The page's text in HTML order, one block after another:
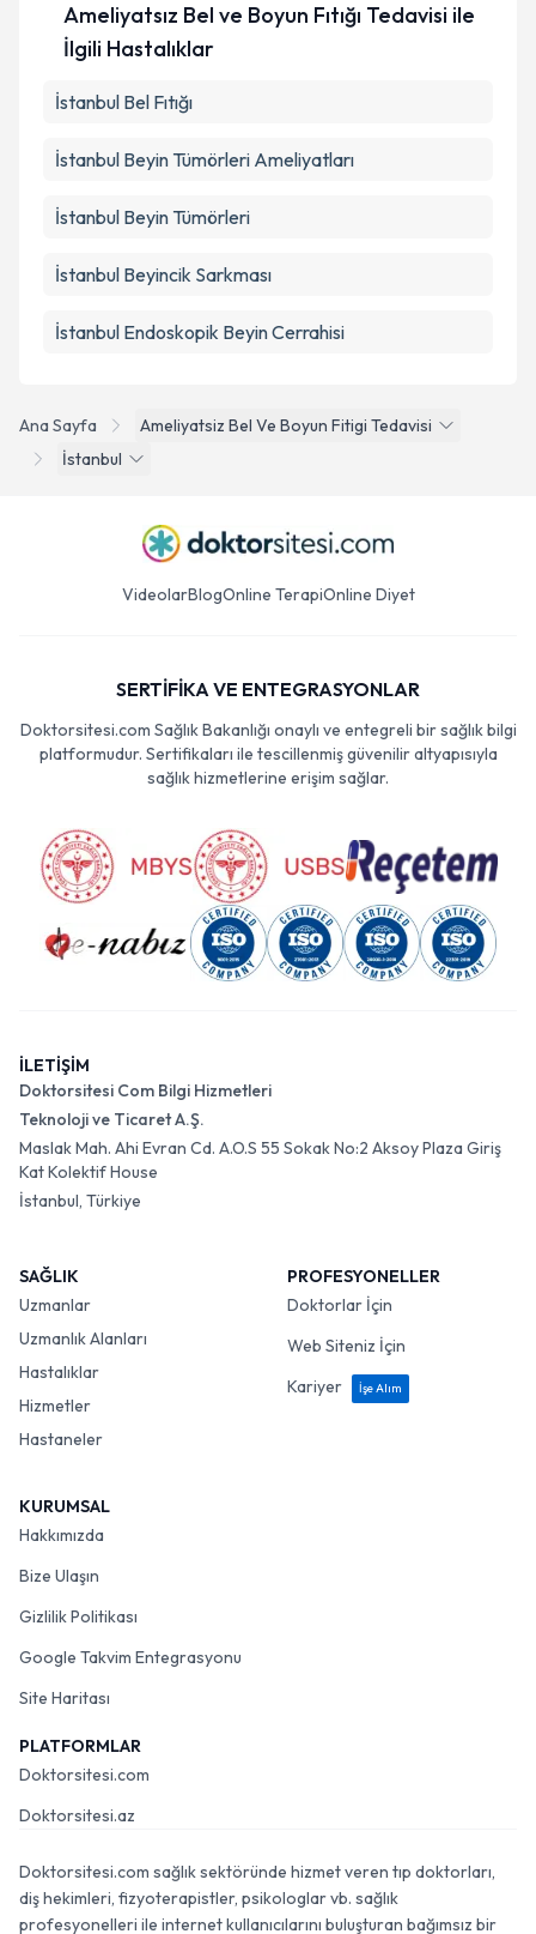
Ana Sayfa
Ameliyatsiz Bel Ve Boyun Fitigi Tedavisi
İstanbul
Ameliyatsız Bel ve Boyun Fıtığı Tedavisi ile
İlgili Hastalıklar
İstanbul Bel Fıtığı
İstanbul Beyin Tümörleri Ameliyatları
İstanbul Beyin Tümörleri
İstanbul Beyincik Sarkması
İstanbul Endoskopik Beyin Cerrahisi
VideolarBlogOnline TerapiOnline Diyet
SERTİFİKA VE ENTEGRASYONLAR
Doktorsitesi.com Sağlık Bakanlığı onaylı ve entegreli bir sağlık bilgi
platformudur. Sertifikaları ile tescillenmiş güvenilir altyapısıyla
sağlık hizmetlerine erişim sağlar.
İLETİŞİM
Doktorsitesi Com Bilgi Hizmetleri
Teknoloji ve Ticaret A.Ş.
Maslak Mah. Ahi Evran Cd. A.O.S 55 Sokak No:2 Aksoy Plaza Giriş
Kat Kolektif House
İstanbul, Türkiye
SAĞLIK
Uzmanlar
Uzmanlık Alanları
Hastalıklar
Hizmetler
Hastaneler
PROFESYONELLER
Doktorlar İçin
Web Siteniz İçin
Kariyer
İşe Alım
KURUMSAL
Hakkımızda
Bize Ulaşın
Gizlilik Politikası
Google Takvim Entegrasyonu
Site Haritası
PLATFORMLAR
Doktorsitesi.com
Doktorsitesi.az
Doktorsitesi.com sağlık sektöründe hizmet veren tıp doktorları,
diş hekimleri, fizyoterapistler, psikologlar vb. sağlık
profesyonelleri ile internet kullanıcılarını buluşturan bağımsız bir